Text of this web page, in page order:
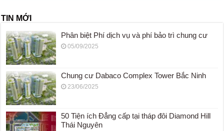
TIN MỚI
Phân biệt Phí dịch vụ và phí bảo trì chung cư
05/09/2025
Chung cư Dabaco Complex Tower Bắc Ninh
23/06/2025
50 Tiện ích Đẳng cấp tại tháp đôi Diamond Hill
Thái Nguyên